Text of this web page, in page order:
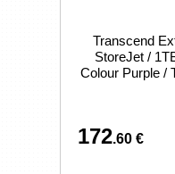
Transcend
StoreJet /
Colour Purple /
172.60 €